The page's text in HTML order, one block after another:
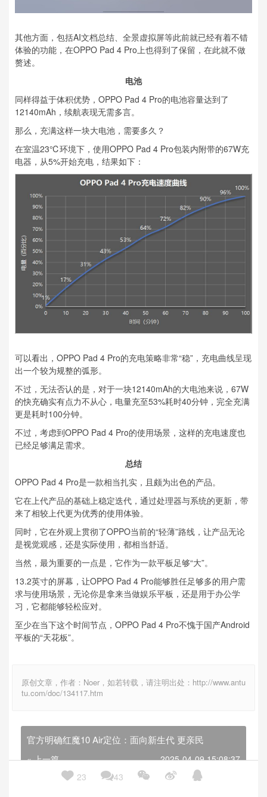
其他方面，包括AI文档总结、全景虚拟屏等此前就已经有着不错
体验的功能，在OPPO Pad 4 Pro上也得到了保留，在此就不做
赘述。
电池
同样得益于体积优势，OPPO Pad 4 Pro的电池容量达到了
12140mAh，续航表现无需多言。
那么，充满这样一块大电池，需要多久？
在室温23℃环境下，使用OPPO Pad 4 Pro包装内附带的67W充
电器，从5%开始充电，结果如下：
可以看出，OPPO Pad 4 Pro的充电策略非常“稳”，充电曲线呈现
出一个较为规整的弧形。
不过，无法否认的是，对于一块12140mAh的大电池来说，67W
的快充确实有点力不从心，电量充至53%耗时40分钟，完全充满
更是耗时100分钟。
不过，考虑到OPPO Pad 4 Pro的使用场景，这样的充电速度也
已经足够满足需求。
总结
OPPO Pad 4 Pro是一款相当扎实，且颇为出色的产品。
它在上代产品的基础上稳定迭代，通过处理器与系统的更新，带
来了相较上代更为优秀的使用体验。
同时，它在外观上贯彻了OPPO当前的“轻薄”路线，让产品无论
是视觉观感，还是实际使用，都相当舒适。
当然，最为重要的一点是，它作为一款平板足够“大”。
13.2英寸的屏幕，让OPPO Pad 4 Pro能够胜任足够多的用户需
求与使用场景，无论你是拿来当做娱乐平板，还是用于办公学
习，它都能够轻松应对。
至少在当下这个时间节点，OPPO Pad 4 Pro不愧于国产Android
平板的“天花板”。
原创文章，作者：Noer，如若转载，请注明出处：http://www.antu
tu.com/doc/134117.htm
 23 43   
官方明确红魔10 Air定位：面向新生代 更亲民
« 上一篇 2025-04-09 15:08:37